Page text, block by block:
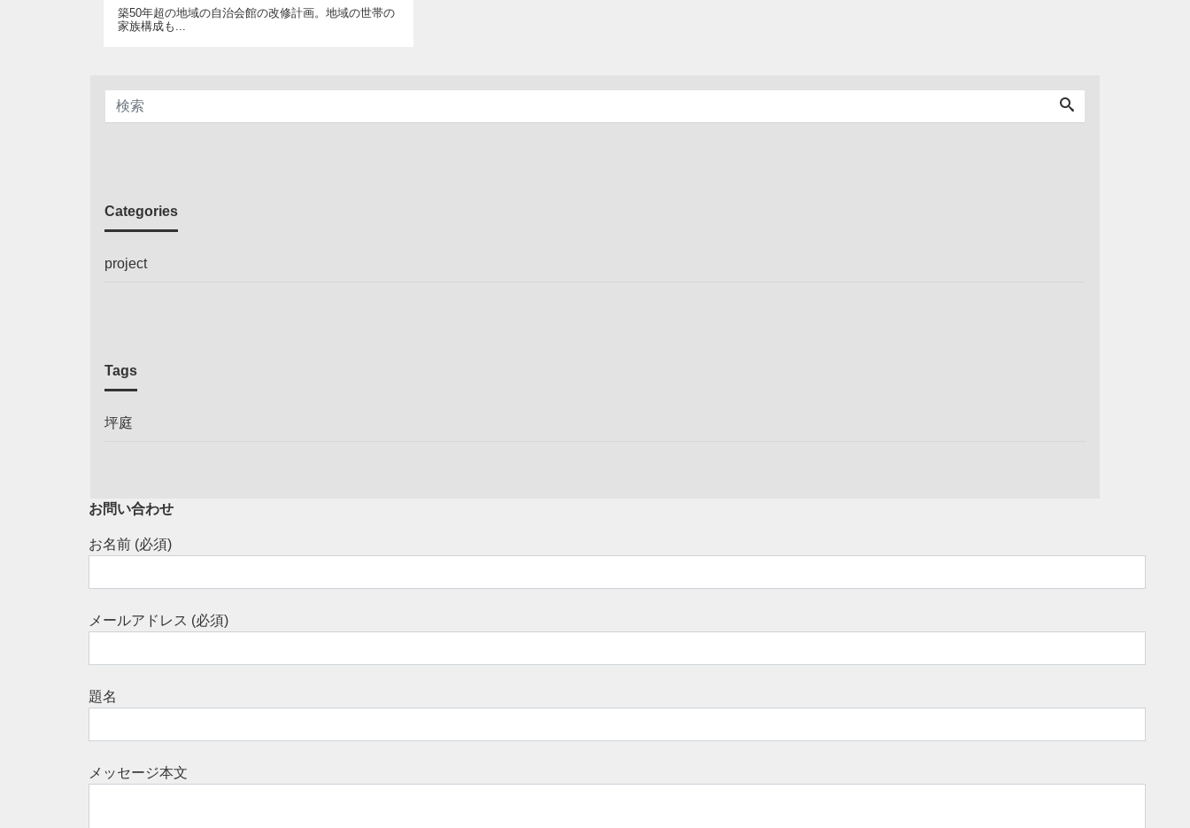
築50年超の地域の自治会館の改修計画。地域の世帯の
家族構成も...
Categories
project
Tags
坪庭
お問い合わせ
お名前 (必須)
メールアドレス (必須)
題名
メッセージ本文